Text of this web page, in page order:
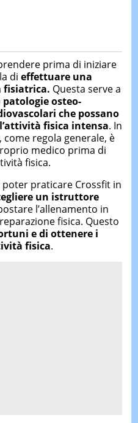
prima di iniziare
di effettuare una
fisiatrica. Questa serve a
patologie osteo-
che possano
fisica intensa. In
regola generale, è
medico prima di
fisica.
praticare Crossfit in
un istruttore
l’allenamento in
fisica. Questo
e di ottenere i
fisica.